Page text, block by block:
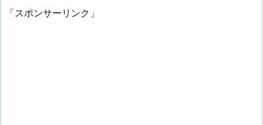
「スポンサーリンク」